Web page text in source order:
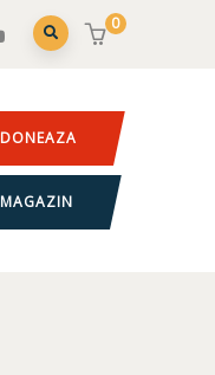
0
DONEAZA
MAGAZIN